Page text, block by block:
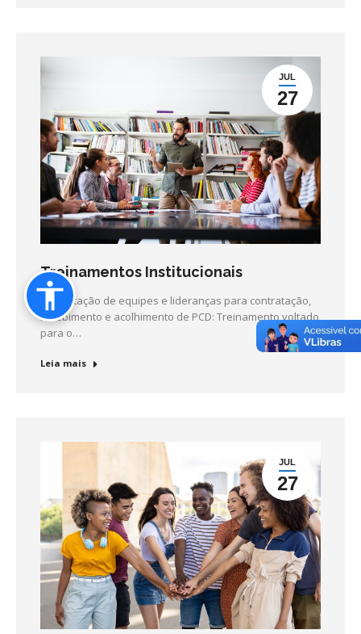
JUL
27
Treinamentos Institucionais
Capacitação de equipes e lideranças para contratação,
recebimento e acolhimento de PCD: Treinamento voltado
para o…
Leia mais
JUL
27